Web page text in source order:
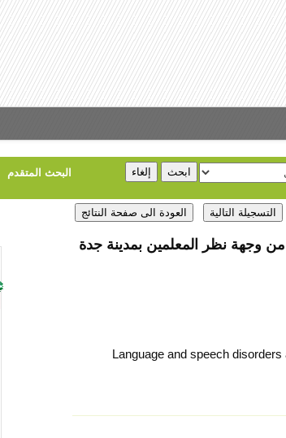
البحث المتقدم
من وجهة نظر المعلمين بمدينة جدة
Language and speech